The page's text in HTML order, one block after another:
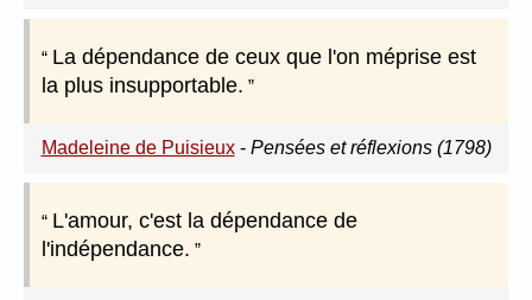
La dépendance de ceux que l'on méprise est
la plus insupportable.
Madeleine de Puisieux- Pensées et réflexions (1798)
L'amour, c'est la dépendance de
l'indépendance.